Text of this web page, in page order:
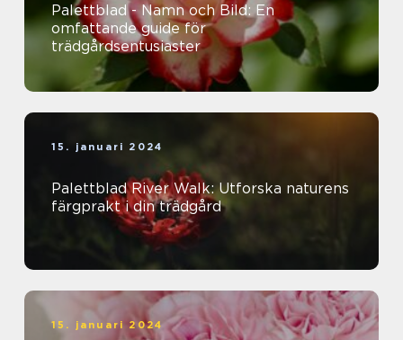
Palettblad - Namn och Bild: En
omfattande guide för
trädgårdsentusiaster
15. januari 2024
Palettblad River Walk: Utforska naturens
färgprakt i din trädgård
15. januari 2024